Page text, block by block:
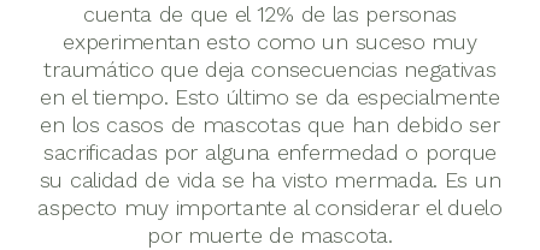
cuenta de que el 12% de las personas
experimentan esto como un suceso muy
traumático que deja consecuencias negativas
en el tiempo. Esto último se da especialmente
en los casos de mascotas que han debido ser
sacrificadas por alguna enfermedad o porque
su calidad de vida se ha visto mermada. Es un
aspecto muy importante al considerar el duelo
por muerte de mascota.